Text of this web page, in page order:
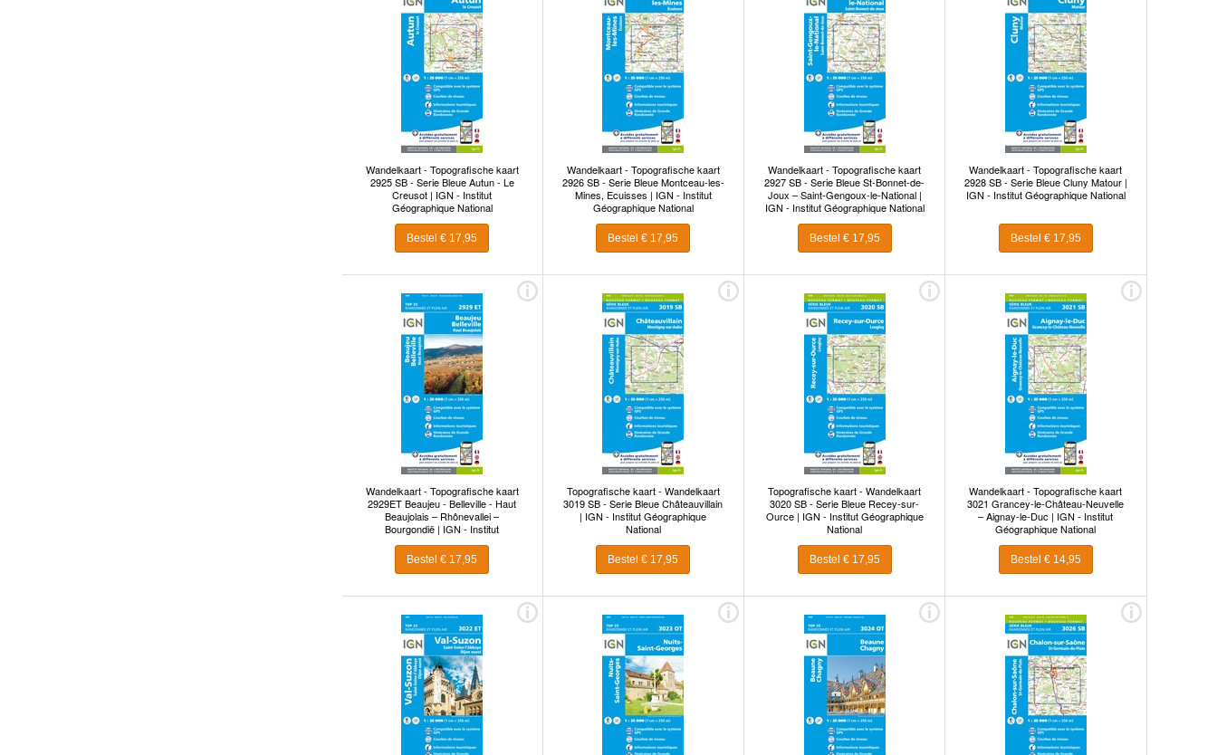
Wandelkaart - Topografische kaart
2925 SB - Serie Bleue Autun - Le
Creusot | IGN - Institut
Géographique National
Bestel € 17,95
Wandelkaart - Topografische kaart
2926 SB - Serie Bleue Montceau-les-
Mines, Ecuisses | IGN - Institut
Géographique National
Bestel € 17,95
Wandelkaart - Topografische kaart
2927 SB - Serie Bleue St-Bonnet-de-
Joux – Saint-Gengoux-le-National |
IGN - Institut Géographique National
Bestel € 17,95
Wandelkaart - Topografische kaart
2928 SB - Serie Bleue Cluny Matour |
IGN - Institut Géographique National
Bestel € 17,95
Wandelkaart - Topografische kaart
2929ET Beaujeu - Belleville - Haut
Beaujolais – Rhônevallei –
Bourgondië | IGN - Institut
Bestel € 17,95
Topografische kaart - Wandelkaart
3019 SB - Serie Bleue Châteauvillain
| IGN - Institut Géographique
National
Bestel € 17,95
Topografische kaart - Wandelkaart
3020 SB - Serie Bleue Recey-sur-
Ource | IGN - Institut Géographique
National
Bestel € 17,95
Wandelkaart - Topografische kaart
3021 Grancey-le-Château-Neuvelle
– Aignay-le-Duc | IGN - Institut
Géographique National
Bestel € 14,95